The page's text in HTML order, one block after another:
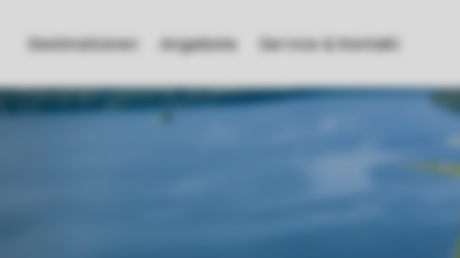
Destinationen Angebote Service & Kontakt